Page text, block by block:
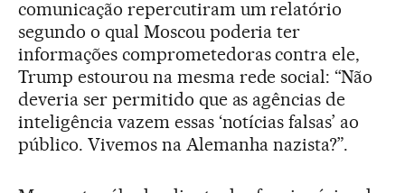
comunicação repercutiram um relatório
segundo o qual Moscou poderia ter
informações comprometedoras contra ele,
Trump estourou na mesma rede social: “Não
deveria ser permitido que as agências de
inteligência vazem essas ‘notícias falsas’ ao
público. Vivemos na Alemanha nazista?”.